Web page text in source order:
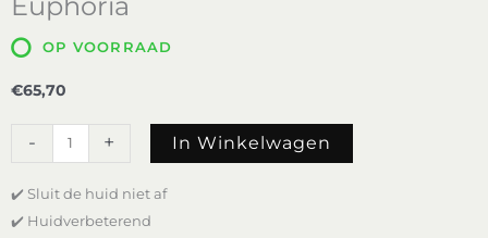
OP VOORRAAD
€65,70
-
Duo
+ In Winkelwagen
✔️ Sluit de huid niet af
✔️ Huidverbeterend